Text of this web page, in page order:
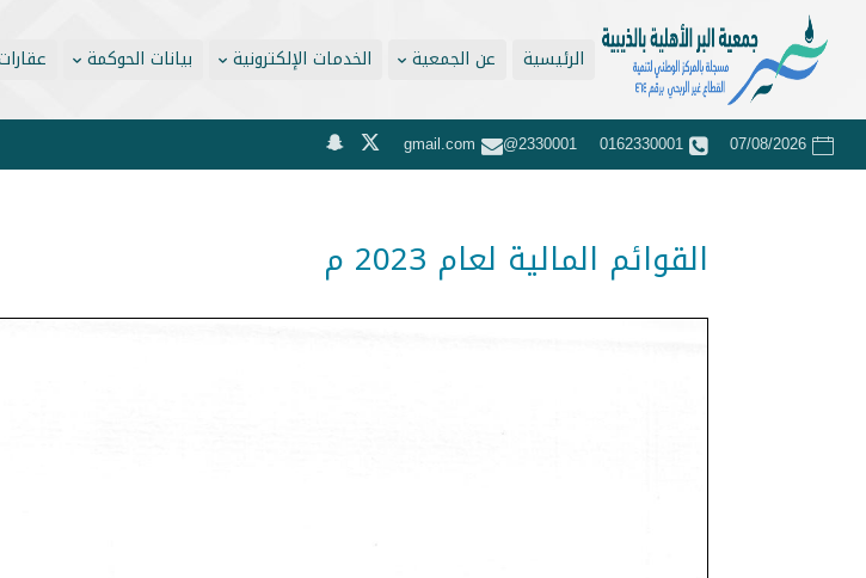
الرئيسية عن الجمعية الخدمات الإلكترونية بيانات الحوكمة
07/08/2026
0162330001
2330001@gmail.com
القوائم المالية لعام 2023 م